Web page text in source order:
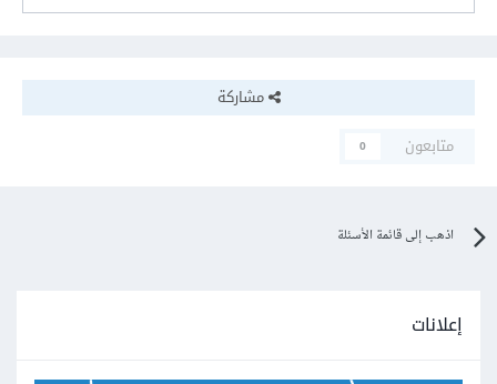
مشاركة
متابعون
0
اذهب إلى قائمة الأسئلة
إعلانات